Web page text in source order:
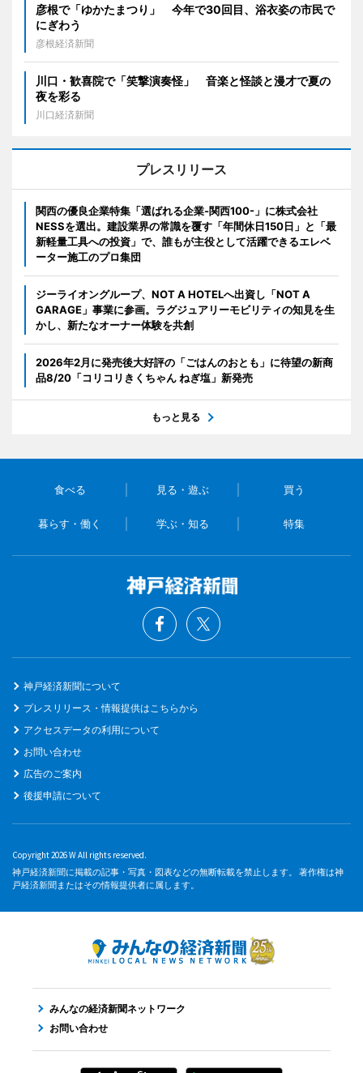
彦根で「ゆかたまつり」 今年で30回目、浴衣姿の市民で
にぎわう
彦根経済新聞
川口・歓喜院で「笑撃演奏怪」 音楽と怪談と漫才で夏の
夜を彩る
川口経済新聞
プレスリリース
関西の優良企業特集「選ばれる企業-関西100-」に株式会社
NESSを選出。建設業界の常識を覆す「年間休日150日」と「最
新軽量工具への投資」で、誰もが主役として活躍できるエレベ
ーター施工のプロ集団
ジーライオングループ、NOT A HOTELへ出資し「NOT A
GARAGE」事業に参画。ラグジュアリーモビリティの知見を生
かし、新たなオーナー体験を共創
2026年2月に発売後大好評の「ごはんのおとも」に待望の新商
品8/20「コリコリきくちゃん ねぎ塩」新発売
もっと見る
食べる 見る・遊ぶ 買う
暮らす・働く 学ぶ・知る 特集
神戸経済新聞について
プレスリリース・情報提供はこちらから
アクセスデータの利用について
お問い合わせ
広告のご案内
後援申請について
Copyright 2026 W All rights reserved.
神戸経済新聞に掲載の記事・写真・図表などの無断転載を禁止します。 著作権は神
戸経済新聞またはその情報提供者に属します。
みんなの経済新聞ネットワーク
お問い合わせ